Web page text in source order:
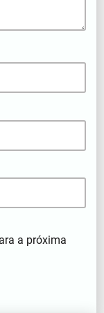
a próxima